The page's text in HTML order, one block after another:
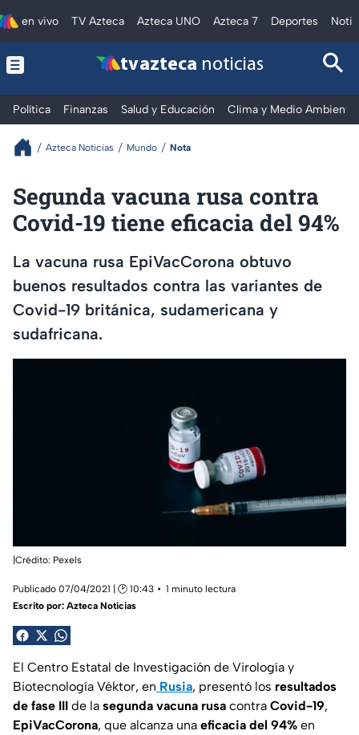
en vivo TV Azteca Azteca UNO Azteca 7 Deportes
tv azteca noticias
Política Finanzas Salud y Educación Clima y Medio Ambiente
Azteca Noticias Mundo Nota
Segunda vacuna rusa contra
Covid-19 tiene eficacia del 94%
La vacuna rusa EpiVacCorona obtuvo
buenos resultados contra las variantes de
Covid-19 británica, sudamericana y
sudafricana.
|Crédito: Pexels
Publicado 07/04/2021 | 🕑 10:43
1 minuto lectura
Escrito por: Azteca Noticias
El Centro Estatal de Investigación de Virología y
Biotecnología Véktor, en Rusia, presentó los resultados
de fase III de la segunda vacuna rusa contra Covid-19,
EpiVacCorona, que alcanza una eficacia del 94% en